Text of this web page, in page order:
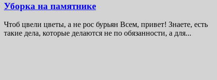
Уборка на памятнике
Чтоб цвели цветы, а не рос бурьян Всем, привет! Знаете, есть
такие дела, которые делаются не по обязанности, а для...